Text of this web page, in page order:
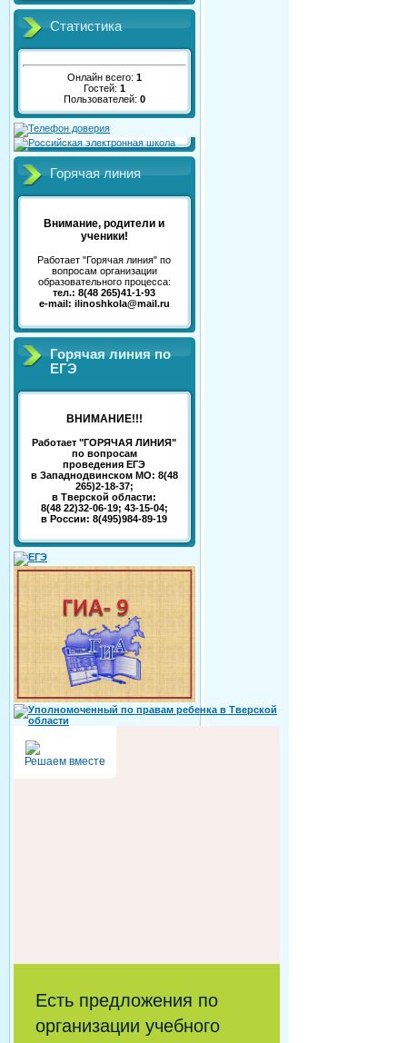
Статистика
Онлайн всего: 1
Гостей: 1
Пользователей: 0
Горячая линия
Внимание, родители и
ученики!
Работает "Горячая линия" по
вопросам организации
образовательного процесса:
тел.: 8(48 265)41-1-93
e-mail: ilinoshkola@mail.ru
Горячая линия по
ЕГЭ
ВНИМАНИЕ!!!
Работает "ГОРЯЧАЯ ЛИНИЯ"
по вопросам
проведения ЕГЭ
в Западнодвинском МО: 8(48
265)2-18-37;
в Тверской области:
8(48 22)32-06-19; 43-15-04;
в России: 8(495)984-89-19
Решаем вместе
Есть предложения по
организации учебного